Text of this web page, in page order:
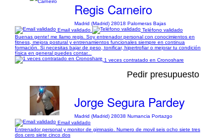
Regis Carneiro
Madrid (Madrid) 28018 Palomeras Bajas
Email validado
Teléfono validado
Buenas gente! me llamo regis. Soy entrenador personal con conocimientos en
fitness, mejora postural y entrenamientos funcionales siempre en continua
formación. Si necesitas bajar de peso, tonificar, hipertrofiar o mejorar tu condición
física en general puedes contar...
1 veces contratado en Cronoshare
Pedir presupuesto
Jorge Segura Pardey
Madrid (Madrid) 28038 Numancia Portazgo
Email validado
Entrenador personal y monitor de gimnasio. Numero de movil seis ocho siete tres
dos cero siete cinco dos